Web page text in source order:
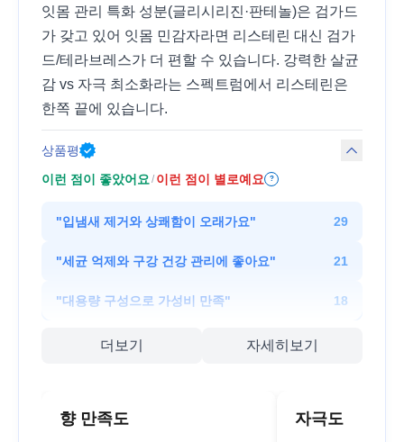
잇몸 관리 특화 성분(글리시리진·판테놀)은 검가드
가 갖고 있어 잇몸 민감자라면 리스테린 대신 검가
드/테라브레스가 더 편할 수 있습니다. 강력한 살균
감 vs 자극 최소화라는 스펙트럼에서 리스테린은
한쪽 끝에 있습니다.
상품평
이런 점이 좋았어요/ 이런 점이 별로예요 ?
"입냄새 제거와 상쾌함이 오래가요" 29
"세균 억제와 구강 건강 관리에 좋아요" 21
"대용량 구성으로 가성비 만족" 18
더보기 자세히보기
향 만족도 자극도